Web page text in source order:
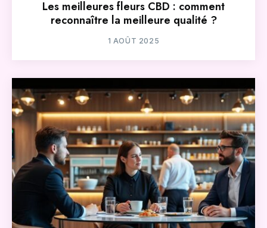
Les meilleures fleurs CBD : comment
reconnaître la meilleure qualité ?
1 AOÛT 2025